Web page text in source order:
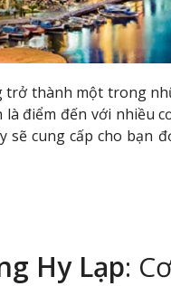
trở thành một trong
điểm đến với nhiều
sẽ cung cấp cho
Hy Lạp: